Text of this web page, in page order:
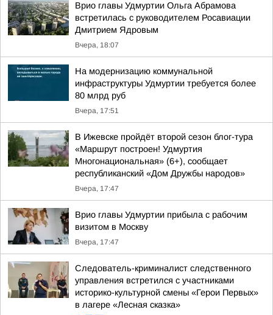
Врио главы Удмуртии Ольга Абрамова
встретилась с руководителем Росавиации
Дмитрием Ядровым
Вчера, 18:07
На модернизацию коммунальной
инфраструктуры Удмуртии требуется более
80 млрд руб
Вчера, 17:51
В Ижевске пройдёт второй сезон блог-тура
«Маршрут построен! Удмуртия
Многонациональная» (6+), сообщает
республиканский «Дом Дружбы народов»
Вчера, 17:47
Врио главы Удмуртии прибыла с рабочим
визитом в Москву
Вчера, 17:47
Следователь-криминалист следственного
управления встретился с участниками
историко-культурной смены «Герои Первых»
в лагере «Лесная сказка»